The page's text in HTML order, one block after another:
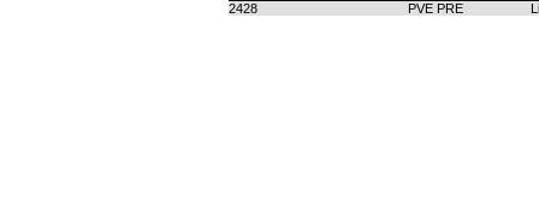
2428
PVE PRE